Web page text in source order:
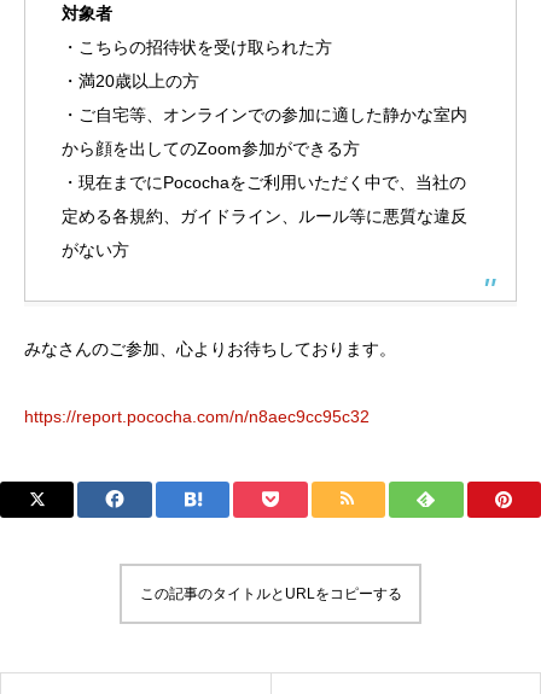
対象者
・こちらの招待状を受け取られた方
・満20歳以上の方
・ご自宅等、オンラインでの参加に適した静かな室内
から顔を出してのZoom参加ができる方
・現在までにPocochaをご利用いただく中で、当社の
定める各規約、ガイドライン、ルール等に悪質な違反
がない方
みなさんのご参加、心よりお待ちしております。
https://report.pococha.com/n/n8aec9cc95c32
この記事のタイトルとURLをコピーする